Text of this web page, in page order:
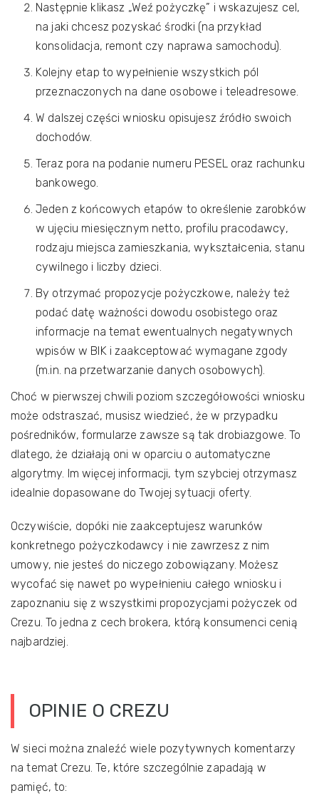
Następnie klikasz „Weź pożyczkę” i wskazujesz cel,
na jaki chcesz pozyskać środki (na przykład
konsolidacja, remont czy naprawa samochodu).
Kolejny etap to wypełnienie wszystkich pól
przeznaczonych na dane osobowe i teleadresowe.
W dalszej części wniosku opisujesz źródło swoich
dochodów.
Teraz pora na podanie numeru PESEL oraz rachunku
bankowego.
Jeden z końcowych etapów to określenie zarobków
w ujęciu miesięcznym netto, profilu pracodawcy,
rodzaju miejsca zamieszkania, wykształcenia, stanu
cywilnego i liczby dzieci.
By otrzymać propozycje pożyczkowe, należy też
podać datę ważności dowodu osobistego oraz
informacje na temat ewentualnych negatywnych
wpisów w BIK i zaakceptować wymagane zgody
(m.in. na przetwarzanie danych osobowych).
Choć w pierwszej chwili poziom szczegółowości wniosku
może odstraszać, musisz wiedzieć, że w przypadku
pośredników, formularze zawsze są tak drobiazgowe. To
dlatego, że działają oni w oparciu o automatyczne
algorytmy. Im więcej informacji, tym szybciej otrzymasz
idealnie dopasowane do Twojej sytuacji oferty.
Oczywiście, dopóki nie zaakceptujesz warunków
konkretnego pożyczkodawcy i nie zawrzesz z nim
umowy, nie jesteś do niczego zobowiązany. Możesz
wycofać się nawet po wypełnieniu całego wniosku i
zapoznaniu się z wszystkimi propozycjami pożyczek od
Crezu. To jedna z cech brokera, którą konsumenci cenią
najbardziej.
OPINIE O CREZU
W sieci można znaleźć wiele pozytywnych komentarzy
na temat Crezu. Te, które szczególnie zapadają w
pamięć, to: